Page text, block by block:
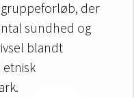
der
sundhed og
blandt